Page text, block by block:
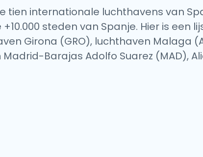
tien internationale luchthavens van
steden van Spanje. Hier is een
Girona (GRO), luchthaven Malaga
Barajas Adolfo Suarez (MAD),